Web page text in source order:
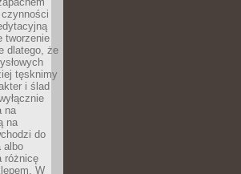
tworzenie
dlatego, że
tęsknimy
i ślad
na
na
do
albo
różnicę
W